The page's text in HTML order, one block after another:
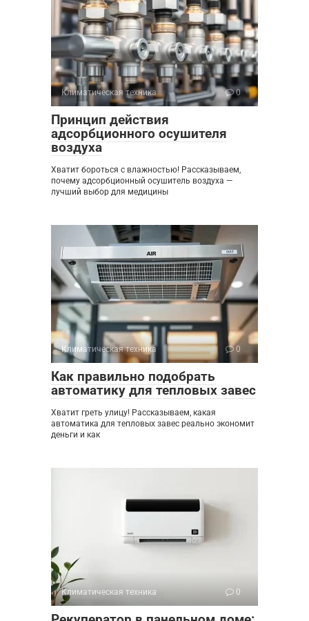
Климатическая техника 0
Принцип действия
адсорбционного осушителя
воздуха
Хватит бороться с влажностью! Рассказываем,
почему адсорбционный осушитель воздуха —
лучший выбор для медицины
Климатическая техника 0
Как правильно подобрать
автоматику для тепловых завес
Хватит греть улицу! Рассказываем, какая
автоматика для тепловых завес реально экономит
деньги и как
Климатическая техника 0